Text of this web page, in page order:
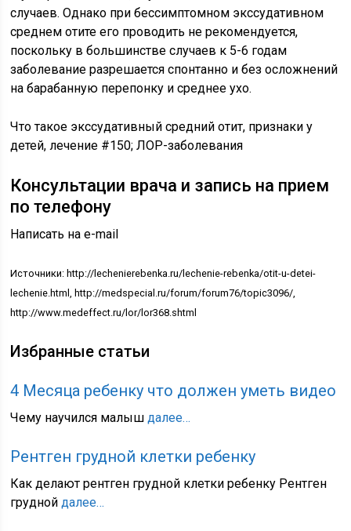
случаев. Однако при бессимптомном экссудативном
среднем отите его проводить не рекомендуется,
поскольку в большинстве случаев к 5-6 годам
заболевание разрешается спонтанно и без осложнений
на барабанную перепонку и среднее ухо.
Что такое экссудативный средний отит, признаки у
детей, лечение #150; ЛОР-заболевания
Консультации врача и запись на прием
по телефону
Написать на e-mail
Источники: http://lechenierebenka.ru/lechenie-rebenka/otit-u-detei-
lechenie.html, http://medspecial.ru/forum/forum76/topic3096/,
http://www.medeffect.ru/lor/lor368.shtml
Избранные статьи
4 Месяца ребенку что должен уметь видео
Чему научился малышдалее…
Рентген грудной клетки ребенку
Как делают рентген грудной клетки ребенку Рентген
груднойдалее…